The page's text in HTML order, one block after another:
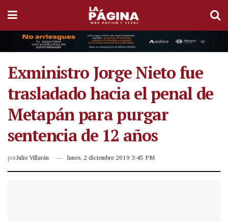
Exministro Jorge Nieto fue
trasladado hacia el penal de
Metapán para purgar
sentencia de 12 años
porJulio Villarán lunes, 2 diciembre 2019 3:45 PM